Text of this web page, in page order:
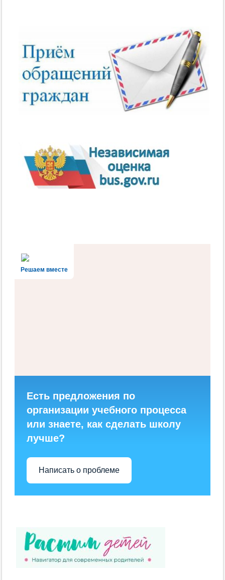
Решаем вместе
Есть предложения по
организации учебного процесса
или знаете, как сделать школу
лучше?
Написать о проблеме